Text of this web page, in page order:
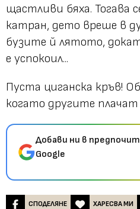
щастливи бяха. Тогава
катран, дето вреше в
бузите й лятото,
е успокоил...
Пуста циганска кръв!
когато другите плачат
Добави ни в
Google
СПОДЕЛЯНЕ ХАРЕСВА МИ